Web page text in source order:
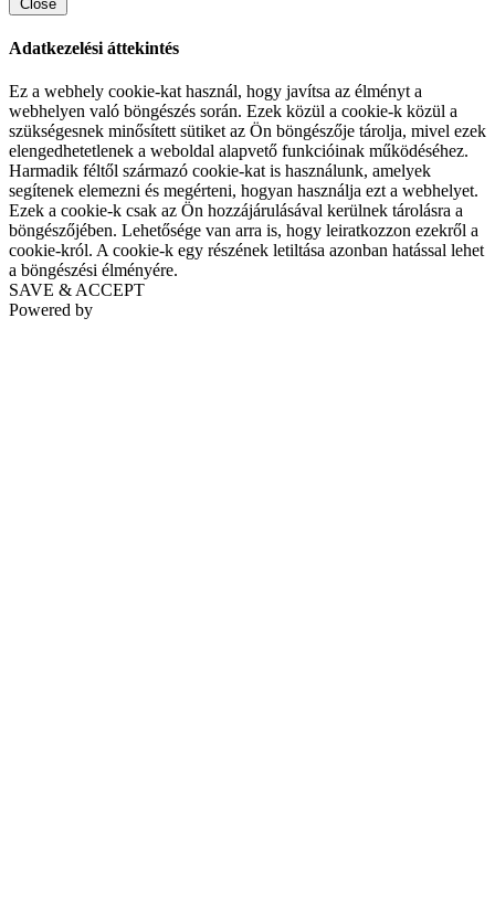
Close
Adatkezelési áttekintés
Ez a webhely cookie-kat használ, hogy javítsa az élményt a
webhelyen való böngészés során. Ezek közül a cookie-k közül a
szükségesnek minősített sütiket az Ön böngészője tárolja, mivel ezek
elengedhetetlenek a weboldal alapvető funkcióinak működéséhez.
Harmadik féltől származó cookie-kat is használunk, amelyek
segítenek elemezni és megérteni, hogyan használja ezt a webhelyet.
Ezek a cookie-k csak az Ön hozzájárulásával kerülnek tárolásra a
böngészőjében. Lehetősége van arra is, hogy leiratkozzon ezekről a
cookie-król. A cookie-k egy részének letiltása azonban hatással lehet
a böngészési élményére.
SAVE & ACCEPT
Powered by